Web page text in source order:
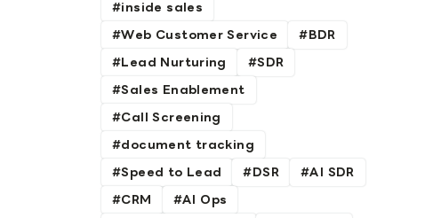
inside sales
Web Customer Service BDR
Lead Nurturing SDR
Sales Enablement
Call Screening
document tracking
Speed to Lead DSR AI SDR
CRM AI Ops